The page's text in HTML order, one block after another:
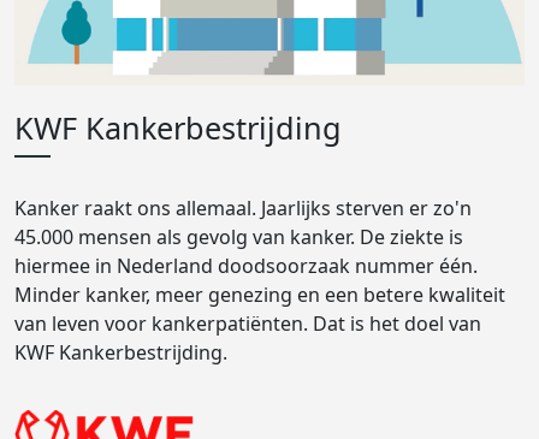
KWF Kankerbestrijding
Kanker raakt ons allemaal. Jaarlijks sterven er zo'n
45.000 mensen als gevolg van kanker. De ziekte is
hiermee in Nederland doodsoorzaak nummer één.
Minder kanker, meer genezing en een betere kwaliteit
van leven voor kankerpatiënten. Dat is het doel van
KWF Kankerbestrijding.